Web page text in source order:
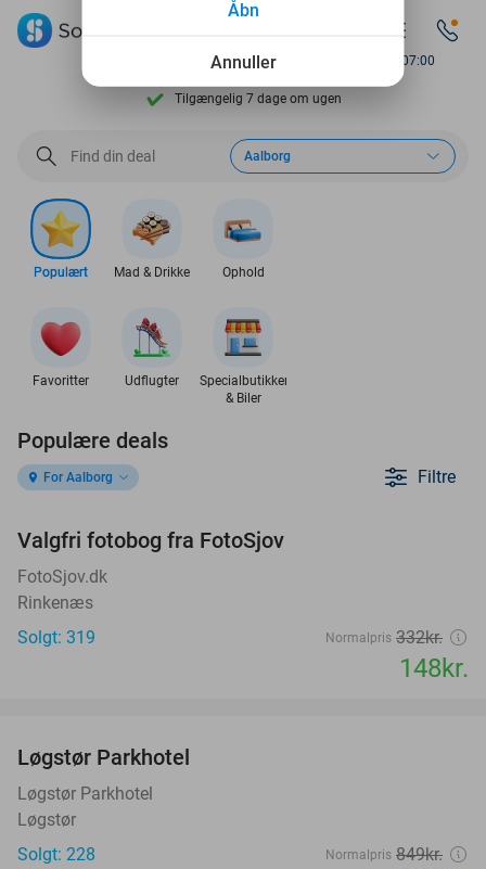
Se flere end 15.000 deals
Tilgængelig 7 dage om ugen
10+ millioner medlemmer
Se flere end 15.000 deals
Available from 07:00
Populært Mad & Drikke Ophold
Favoritter Udflugter
Specialbutikker
& Biler
Aalborg
Populære deals
For Aalborg Filtre
favorite_border
Valgfri fotobog fra FotoSjov
FotoSjov.dk
Rinkenæs
Solgt: 319
Normalpris 332kr.
148kr.
Løgstør Parkhotel
Løgstør Parkhotel
Løgstør
Solgt: 228
Normalpris 849kr.
Annuller
Åbn